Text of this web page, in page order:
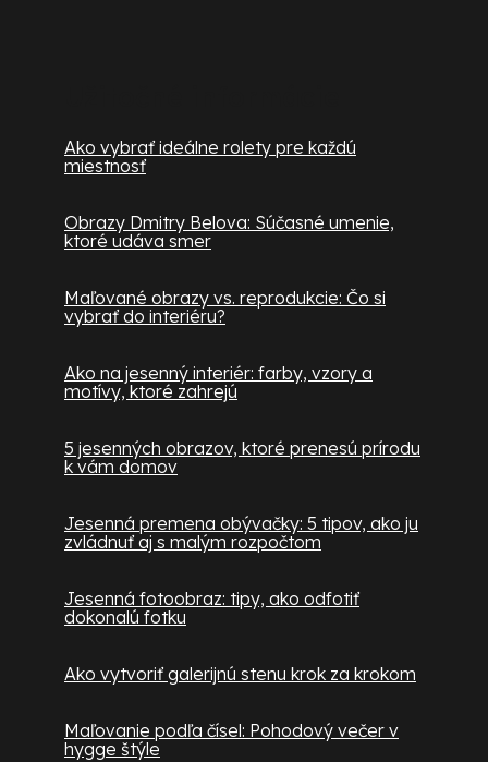
Ako vybrať ideálne rolety pre každú
miestnosť
Obrazy Dmitry Belova: Súčasné umenie,
ktoré udáva smer
Maľované obrazy vs. reprodukcie: Čo si
vybrať do interiéru?
Ako na jesenný interiér: farby, vzory a
motívy, ktoré zahrejú
5 jesenných obrazov, ktoré prenesú prírodu
k vám domov
Jesenná premena obývačky: 5 tipov, ako ju
zvládnuť aj s malým rozpočtom
Jesenná fotoobraz: tipy, ako odfotiť
dokonalú fotku
Ako vytvoriť galerijnú stenu krok za krokom
Maľovanie podľa čísel: Pohodový večer v
hygge štýle